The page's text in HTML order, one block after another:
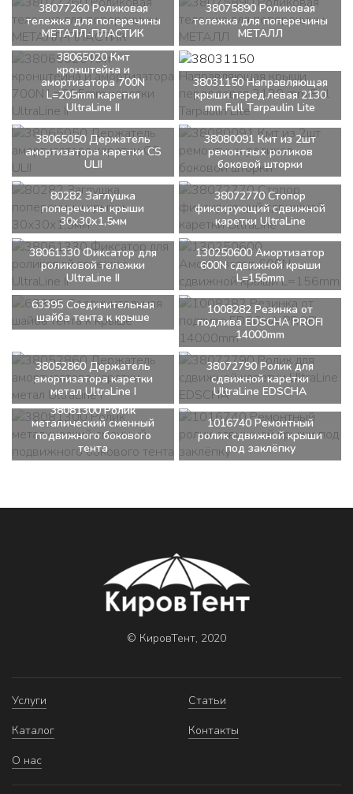
38077260 Роликовая
тележка для поперечины
МЕТАЛЛ-ПЛАСТИК
38075890 Роликовая
тележка для поперечины
МЕТАЛЛ
38065020 Кмт
кронштейна и
амортизатора 700N
L=205mm каретки
UltraLine II
38031150 Направляющая
крыши перед.левая 2130
mm Full Tarpaulin Lite
38065050 Держатель
амортизатора каретки CS
ULII
38080091 Кмт из 2шт
ремонтных роликов
боковой шторки
80282 Заглушка
поперечины крыши
30х30х1,5мм
38072770 Стопор
фиксирующий сдвижной
каретки UltraLine
38061330 Фиксатор для
роликовой тележки
UltraLine II
130250600 Амортизатор
600N сдвижной крыши
L=156mm
63395 Соединительная
шайба тента к крыше
1008282 Резинка от
подлива EDSCHA PROFI
14000mm
38052860 Держатель
амортизатора каретки
метал UltraLine I
38072790 Ролик для
сдвижной каретки
UltraLine EDSCHA
38081300 Ролик
металический сменный
подвижного бокового
тента
1016740 Ремонтный
ролик сдвижной крыши
под заклёпку
© КировТент, 2020
Услуги
Каталог
О нас
Статьи
Контакты